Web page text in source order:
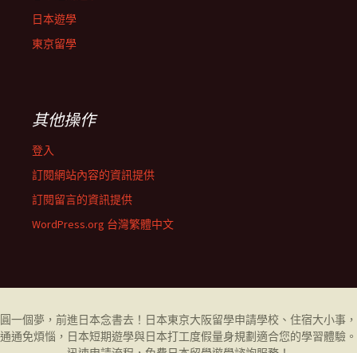
日本遊學
東京留學
其他操作
登入
訂閱網站內容的資訊提供
訂閱留言的資訊提供
WordPress.org 台灣繁體中文
圓一個夢，前進日本念書去！日本東京大阪留學申請學校、住宿大小事，
通通免煩惱，日本短期遊學與日本打工度假量身規劃適合您的學習體驗。